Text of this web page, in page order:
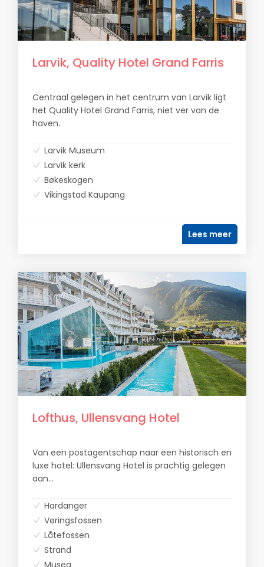
Larvik, Quality Hotel Grand Farris
Centraal gelegen in het centrum van Larvik ligt
het Quality Hotel Grand Farris, niet ver van de
haven.
Larvik Museum
Larvik kerk
Bøkeskogen
Vikingstad Kaupang
Lees meer
Lofthus, Ullensvang Hotel
Van een postagentschap naar een historisch en
luxe hotel: Ullensvang Hotel is prachtig gelegen
aan...
Hardanger
Vøringsfossen
Låtefossen
Strand
Musea